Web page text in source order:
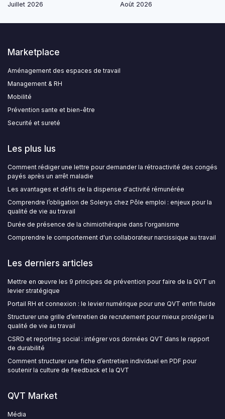
Juillet 2026
Août 2026
Marketplace
Aménagement des espaces de travail
Management & RH
Mobilité
Prévention sante et bien-être
Securité et sureté
Les plus lus
Comment rédiger une lettre pour demander la rétroactivité des congés
payés après un arrêt maladie
Les avantages et défis de la dispense d'activité rémunérée
Comprendre l’obligation de Solerys chez Pôle emploi : enjeux pour la
qualité de vie au travail
Durée de présence de la chimiothérapie dans l'organisme
Comprendre le comportement d'un collaborateur narcissique au travail
Les derniers articles
Mettre en œuvre les 9 principes de prévention pour faire de la QVT un
levier stratégique
Portail RH et connexion : le levier numérique pour une QVT enfin fluide
Structurer une grille d’entretien de recrutement pour mieux protéger la
qualité de vie au travail
CSRD et reporting social : intégrer vos données QVT dans le rapport
de durabilité
Comment structurer une fiche d’entretien individuel en PDF pour
soutenir la culture de feedback et la QVT
QVT Market
Média